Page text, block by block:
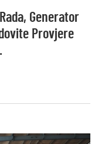
Generator
Provjere